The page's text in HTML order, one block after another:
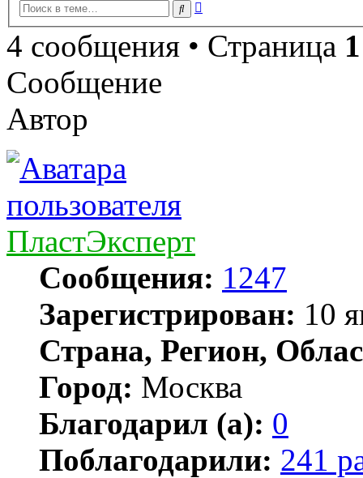
Поиск
4 сообщения • Страница 1
Сообщение
Автор
ПластЭксперт
Сообщения: 1247
Зарегистрирован: 10
Страна, Регион,
Город: Москва
Благодарил (а): 0
Поблагодарили: 241